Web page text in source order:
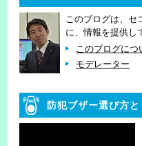
このブログは、セ
に、情報を提供し
このブログにつ
モデレーター
防犯ブザー選び方と